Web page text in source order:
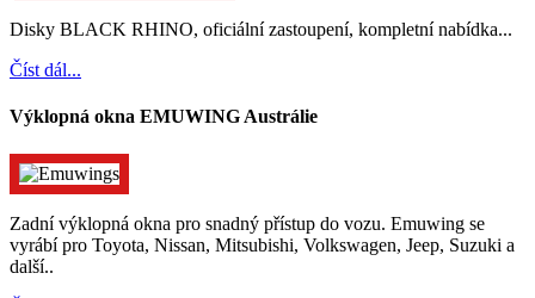
Disky BLACK RHINO, oficiální zastoupení, kompletní nabídka...
Číst dál...
Výklopná okna EMUWING Austrálie
Zadní výklopná okna pro snadný přístup do vozu. Emuwing se
vyrábí pro Toyota, Nissan, Mitsubishi, Volkswagen, Jeep, Suzuki a
další..